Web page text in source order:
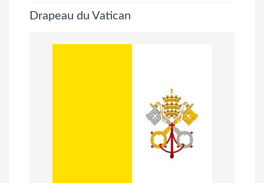
Drapeau du Vatican